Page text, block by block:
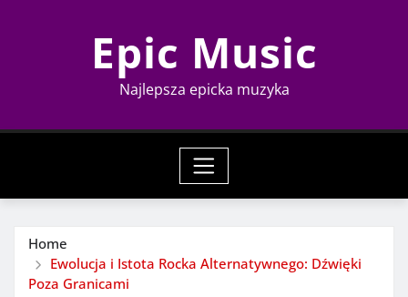
Epic Music
Najlepsza epicka muzyka
Home
Ewolucja i Istota Rocka Alternatywnego: Dźwięki
Poza Granicami